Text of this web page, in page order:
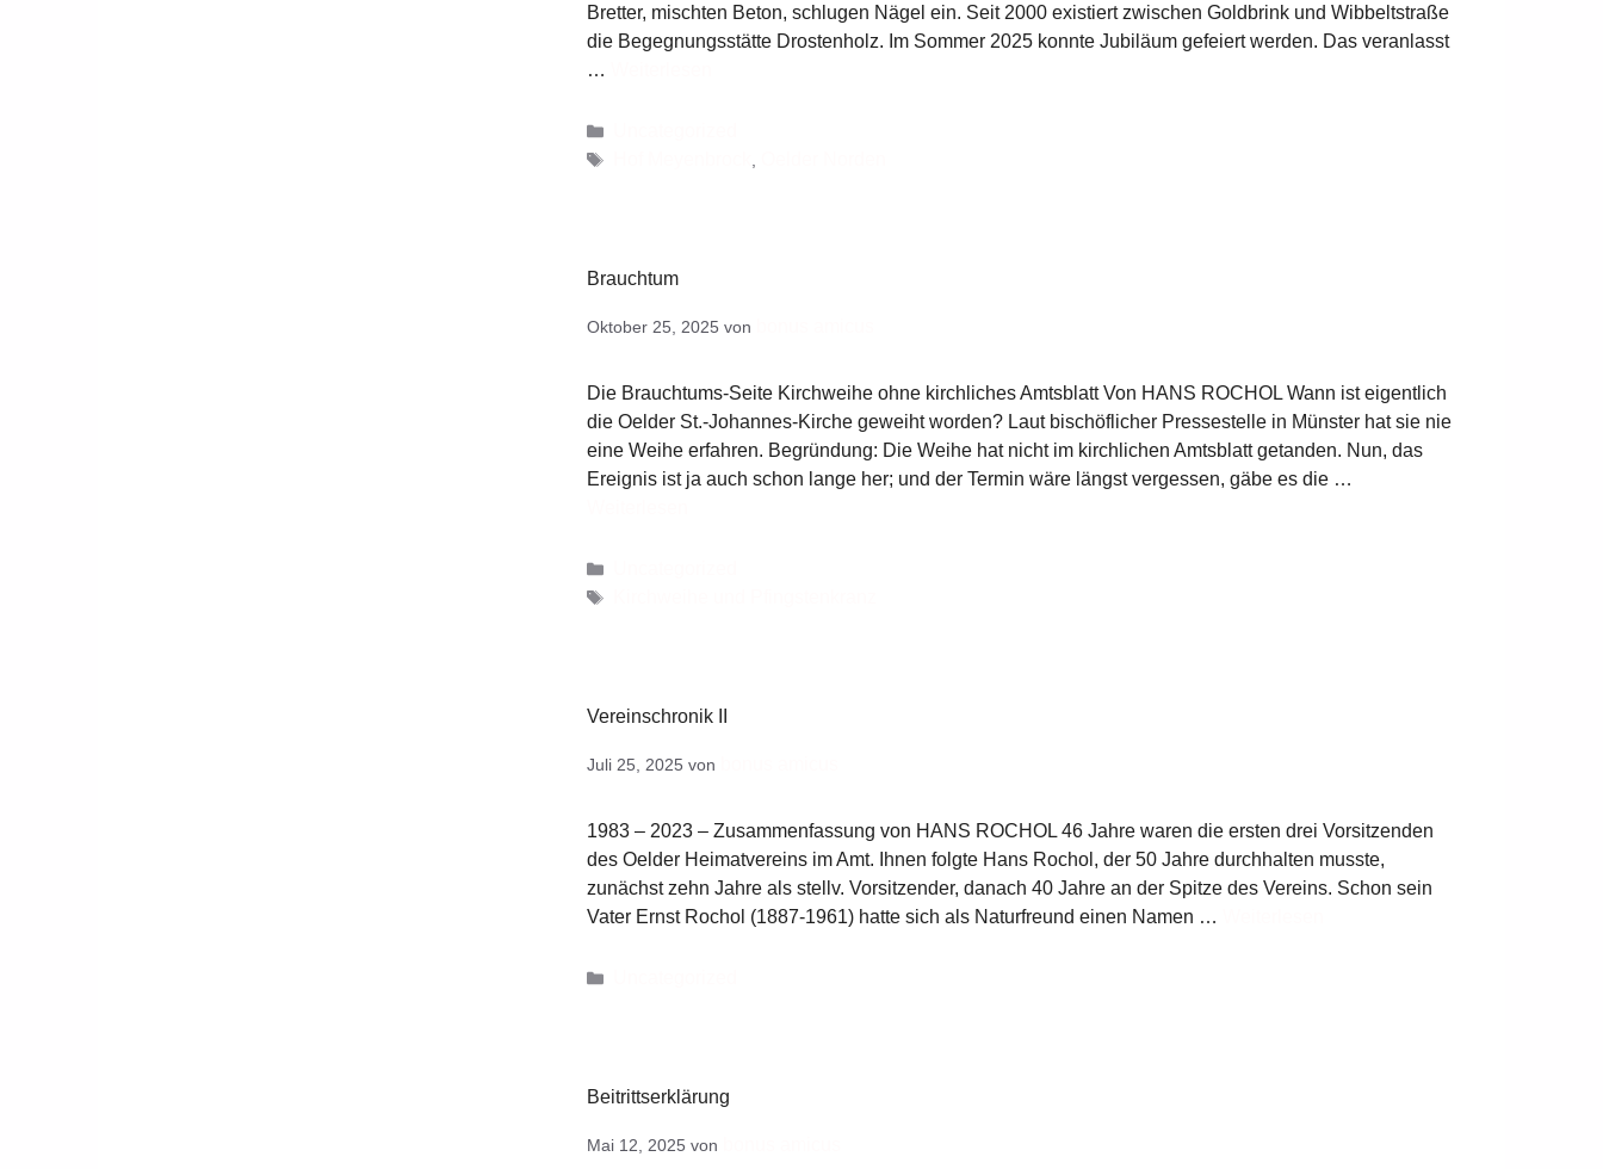
Bretter, mischten Beton, schlugen Nägel ein. Seit 2000 existiert zwischen Goldbrink und Wibbeltstraße
die Begegnungsstätte Drostenholz. Im Sommer 2025 konnte Jubiläum gefeiert werden. Das veranlasst
…
Brauchtum
Oktober 25, 2025 von
Die Brauchtums-Seite Kirchweihe ohne kirchliches Amtsblatt Von HANS ROCHOL Wann ist eigentlich
die Oelder St.-Johannes-Kirche geweiht worden? Laut bischöflicher Pressestelle in Münster hat sie nie
eine Weihe erfahren. Begründung: Die Weihe hat nicht im kirchlichen Amtsblatt getanden. Nun, das
Ereignis ist ja auch schon lange her; und der Termin wäre längst vergessen, gäbe es die …
Vereinschronik II
Juli 25, 2025 von
1983 – 2023 – Zusammenfassung von HANS ROCHOL 46 Jahre waren die ersten drei Vorsitzenden
des Oelder Heimatvereins im Amt. Ihnen folgte Hans Rochol, der 50 Jahre durchhalten musste,
zunächst zehn Jahre als stellv. Vorsitzender, danach 40 Jahre an der Spitze des Vereins. Schon sein
Vater Ernst Rochol (1887-1961) hatte sich als Naturfreund einen Namen …
Beitrittserklärung
Mai 12, 2025 von